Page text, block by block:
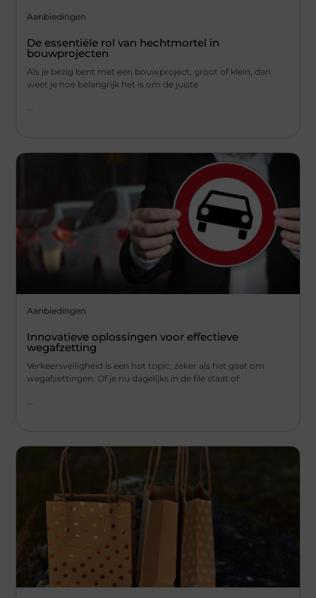
Aanbiedingen
De essentiële rol van hechtmortel in
bouwprojecten
Als je bezig bent met een bouwproject, groot of klein, dan
weet je hoe belangrijk het is om de juiste
Aanbiedingen
Innovatieve oplossingen voor effectieve
wegafzetting
Verkeersveiligheid is een hot topic, zeker als het gaat om
wegafzettingen. Of je nu dagelijks in de file staat of
...